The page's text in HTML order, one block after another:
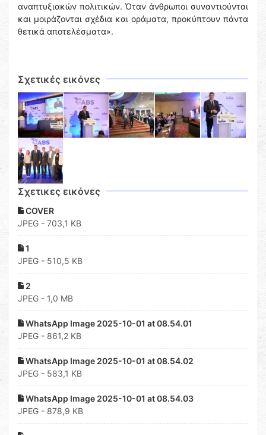
αναπτυξιακών πολιτικών. Όταν άνθρωποι συναντιούνται
και μοιράζονται σχέδια και οράματα, προκύπτουν πάντα
θετικά αποτελέσματα».
Σχετικές εικόνες
Σχετικες εικόνες
COVER
JPEG - 703,1 KB
1
JPEG - 510,5 KB
2
JPEG - 1,0 MB
WhatsApp Image 2025-10-01 at 08.54.01
JPEG - 861,2 KB
WhatsApp Image 2025-10-01 at 08.54.02
JPEG - 583,1 KB
WhatsApp Image 2025-10-01 at 08.54.03
JPEG - 878,9 KB